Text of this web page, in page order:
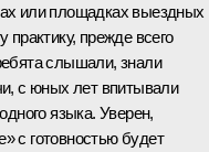
или площадках выездных
практику, прежде всего
слышали, знали
с юных лет впитывали
языка. Уверен,
с готовностью будет